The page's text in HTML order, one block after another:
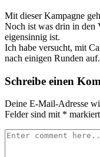
Mit dieser Kampagne
Noch ist was drin in den
eigensinnig ist.
Ich habe versucht, mit
nach einigen Runden
Schreibe einen
Deine E-Mail-Adresse
Felder sind mit * markiert